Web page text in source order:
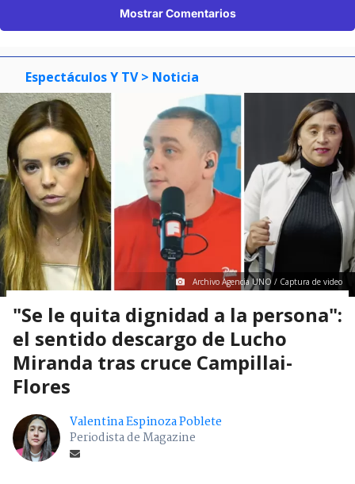
Mostrar Comentarios
Espectáculos Y TV > Noticia
Archivo Agencia UNO / Captura de video
"Se le quita dignidad a la persona":
el sentido descargo de Lucho
Miranda tras cruce Campillai-
Flores
Valentina Espinoza Poblete
Periodista de Magazine